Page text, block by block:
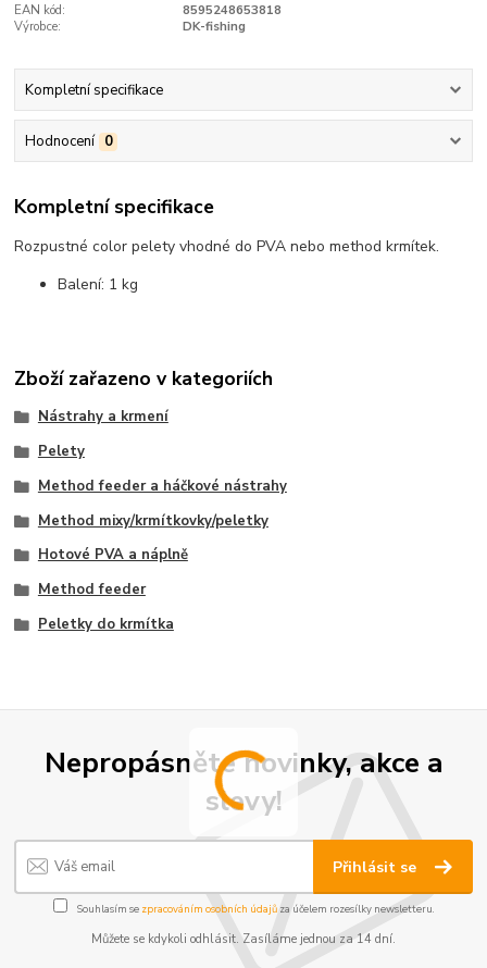
EAN kód:
8595248653818
Výrobce:
DK-fishing
Kompletní specifikace
Hodnocení 0
Kompletní specifikace
Rozpustné color pelety vhodné do PVA nebo method krmítek.
Balení: 1 kg
Zboží zařazeno v kategoriích
Nástrahy a krmení
Pelety
Method feeder a háčkové nástrahy
Method mixy/krmítkovky/peletky
Hotové PVA a náplně
Method feeder
Peletky do krmítka
Nepropásněte novinky, akce a
slevy!
Přihlásit se
Souhlasím se zpracováním osobních údajůza účelem rozesílky newsletteru.
Můžete se kdykoli odhlásit. Zasíláme jednou za 14 dní.